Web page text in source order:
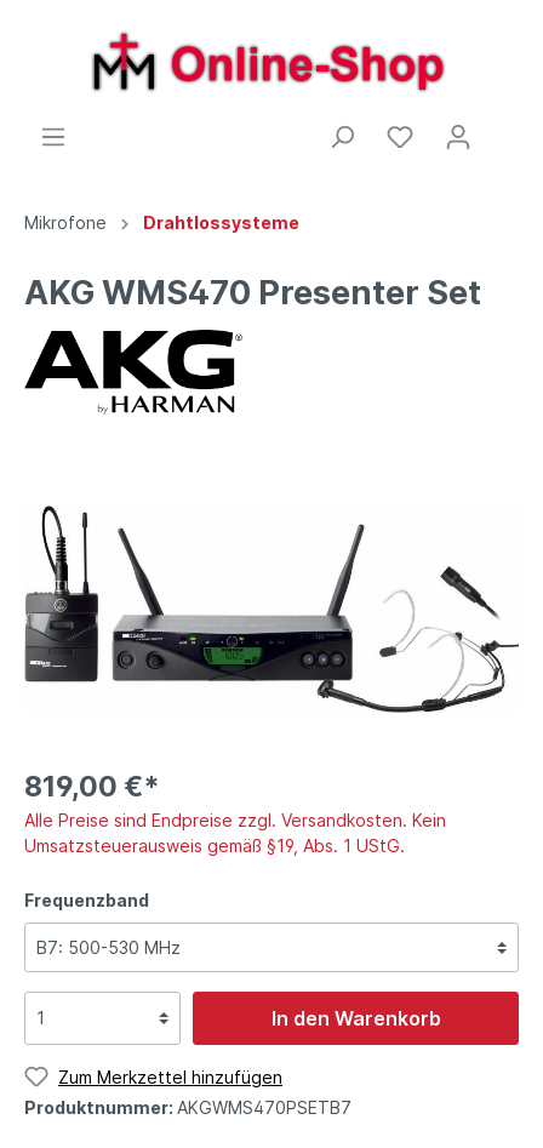
Mikrofone Drahtlossysteme
AKG WMS470 Presenter Set
819,00 €*
Alle Preise sind Endpreise zzgl. Versandkosten. Kein
Umsatzsteuerausweis gemäß §19, Abs. 1 UStG.
Frequenzband
In den Warenkorb
Zum Merkzettel hinzufügen
Produktnummer: AKGWMS470PSETB7